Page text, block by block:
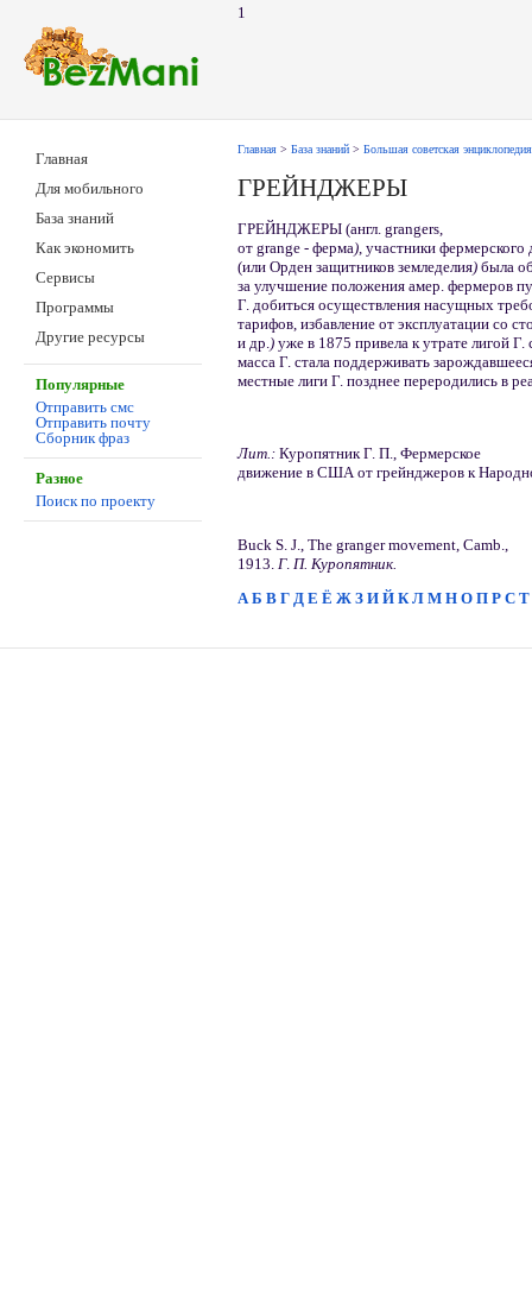
1
Главная
Для мобильного
База знаний
Как экономить
Сервисы
Программы
Другие ресурсы
Популярные
Отправить смс
Отправить почту
Сборник фраз
Разное
Поиск по проекту
Главная > База знаний > Большая советская энциклопедия
ГРЕЙНДЖЕРЫ
ГРЕЙНДЖЕРЫ (англ. grangers,
от grange - ферма) , участники
(или Орден защитников земледелия) была
за улучшение положения амер. фермеров
Г. добиться осуществления насущных
тарифов, избавление от эксплуатации со
и др. ) уже в 1875 привела к утрате лигой Г.
масса Г. стала поддерживать
местные лиги Г. позднее переродились в
Лит.: Куропятник Г. П., Фермерское
движение в США от грейнджеров к
Вuсk S. J., The granger movement, Camb.,
1913. Г. П. Куропятник.
А Б В Г Д Е Ё Ж З И Й К Л М Н О П Р С Т